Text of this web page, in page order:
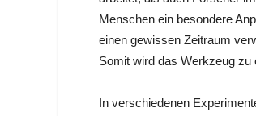
Menschen ein besondere
einen gewissen Zeitraum
Somit wird das Werkzeug zu
In verschiedenen